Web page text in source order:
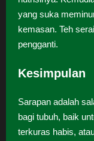
yang suka
kemasan. Teh
pengganti.
Kesimpulan
Sarapan adalah
bagi tubuh, baik
terkuras habis,